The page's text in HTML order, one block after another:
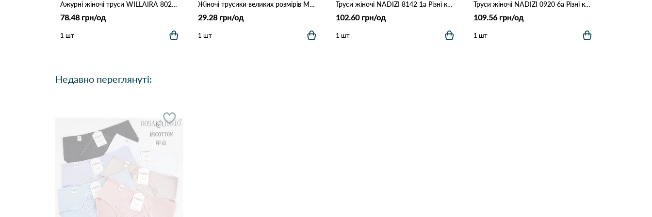
Ажурні жіночі труси WILLAIRA 8022 5б Різні кольори
78.48 грн/од
1 шт
Жіночі трусики великих розмірів MAD01 (4XL–7XL) 7F Різні кольори
29.28 грн/од
1 шт
Труси жіночі NADIZI 8142 1а Різні кольори
102.60 грн/од
1 шт
Труси жіночі NADIZI 0920 6а Різні кольори
109.56 грн/од
1 шт
Недавно переглянуті: